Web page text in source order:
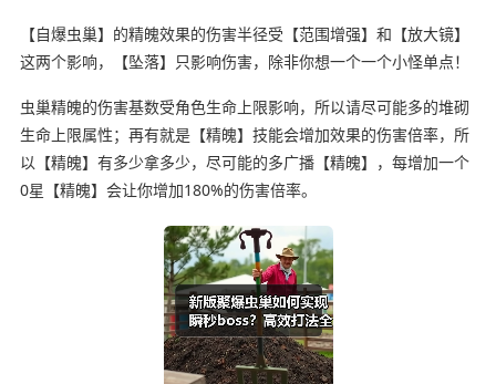
【自爆虫巢】的精魄效果的伤害半径受【范围增强】和【放大镜】
这两个影响，【坠落】只影响伤害，除非你想一个一个小怪单点！
虫巢精魄的伤害基数受角色生命上限影响，所以请尽可能多的堆砌
生命上限属性；再有就是【精魄】技能会增加效果的伤害倍率，所
以【精魄】有多少拿多少，尽可能的多广播【精魄】，每增加一个
0星【精魄】会让你增加180%的伤害倍率。